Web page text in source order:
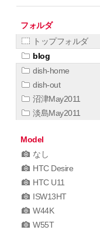
フォルダ
トップフォルダ
blog
dish-home
dish-out
沼津May2011
淡島May2011
Model
なし
HTC Desire
HTC U11
ISW13HT
W44K
W55T